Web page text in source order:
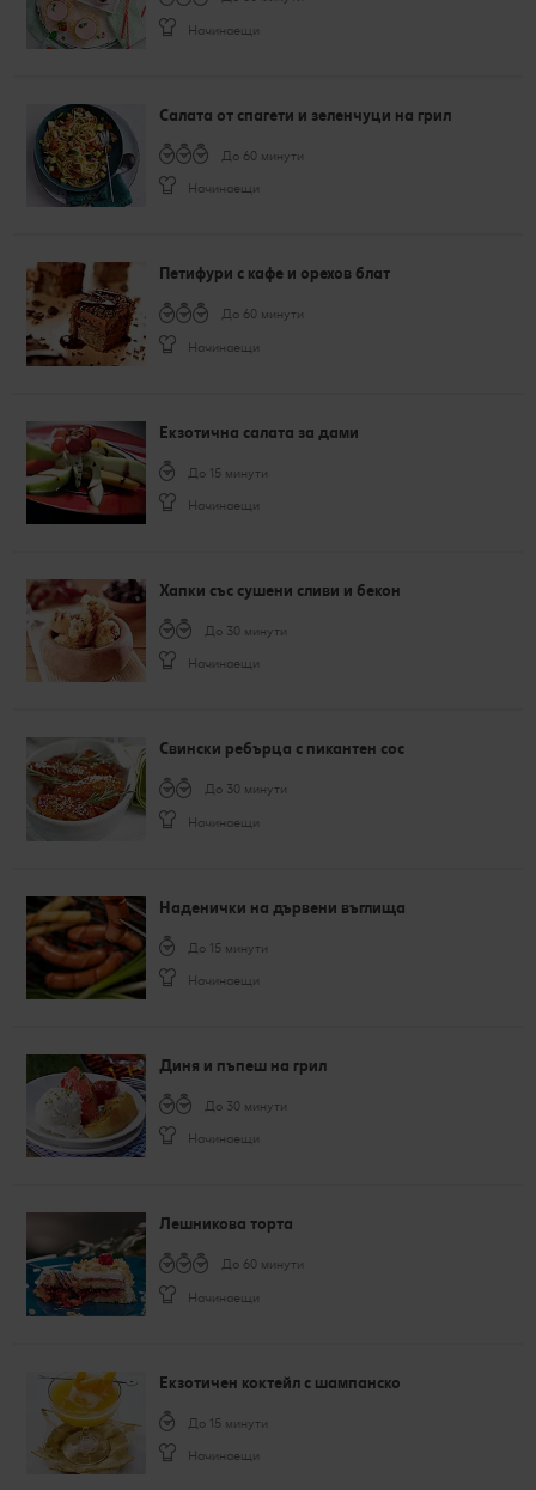
Начинаещи
Салата от спагети и зеленчуци на грил
До 60 минути
Начинаещи
Петифури с кафе и орехов блат
До 60 минути
Начинаещи
Екзотична салата за дами
До 15 минути
Начинаещи
Хапки със сушени сливи и бекон
До 30 минути
Начинаещи
Свински ребърца с пикантен сос
До 30 минути
Начинаещи
Наденички на дървени въглища
До 15 минути
Начинаещи
Диня и пъпеш на грил
До 30 минути
Начинаещи
Лешникова торта
До 60 минути
Начинаещи
Екзотичен коктейл с шампанско
До 15 минути
Начинаещи